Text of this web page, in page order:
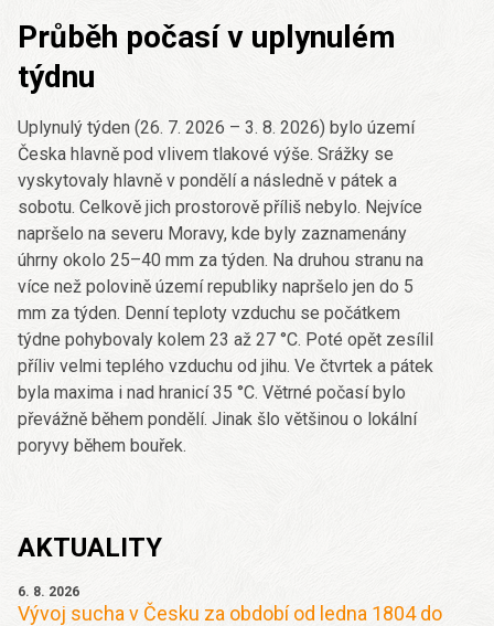
Průběh počasí v uplynulém
týdnu
Uplynulý týden (26. 7. 2026 – 3. 8. 2026) bylo území
Česka hlavně pod vlivem tlakové výše. Srážky se
vyskytovaly hlavně v pondělí a následně v pátek a
sobotu. Celkově jich prostorově příliš nebylo. Nejvíce
napršelo na severu Moravy, kde byly zaznamenány
úhrny okolo 25–40 mm za týden. Na druhou stranu na
více než polovině území republiky napršelo jen do 5
mm za týden. Denní teploty vzduchu se počátkem
týdne pohybovaly kolem 23 až 27 °C. Poté opět zesílil
příliv velmi teplého vzduchu od jihu. Ve čtvrtek a pátek
byla maxima i nad hranicí 35 °C. Větrné počasí bylo
převážně během pondělí. Jinak šlo většinou o lokální
poryvy během bouřek.
AKTUALITY
6. 8. 2026
Vývoj sucha v Česku za období od ledna 1804 do